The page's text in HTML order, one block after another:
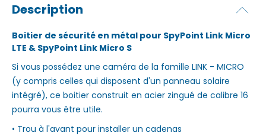
Description
Boitier de sécurité en métal pour SpyPoint Link Micro
LTE & SpyPoint Link Micro S
Si vous possédez une caméra de la famille LINK - MICRO
(y compris celles qui disposent d'un panneau solaire
intégré), ce boitier construit en acier zingué de calibre 16
pourra vous être utile.
• Trou à l'avant pour installer un cadenas